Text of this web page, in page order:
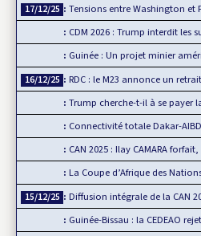
17/12/25
Tensions entre Washington
CDM 2026 : Trump interdit les
Guinée : Un projet minier
16/12/25
RDC : le M23 annonce un
Trump cherche-t-il à se payer
Connectivité totale Dakar-
CAN 2025 : Ilay CAMARA
La Coupe d’Afrique des
15/12/25
Diffusion intégrale de la CAN
Guinée-Bissau : la CEDEAO